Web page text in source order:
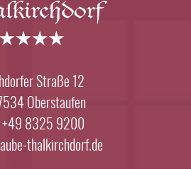
Straße 12
Oberstaufen
+49 8325 9200
thalkirchdorf.de